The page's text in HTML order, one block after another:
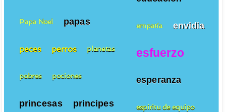
empatía envidia
esfuerzo
esperanza
espiritu de equipo
Papa Noel papas
peces perros planetas
pobres pociones
princesas principes